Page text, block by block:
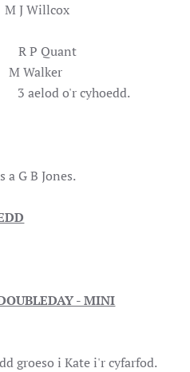
P Quant
o'r cyhoedd.
a G B Jones.
- MINI
groeso i Kate i'r cyfarfod.